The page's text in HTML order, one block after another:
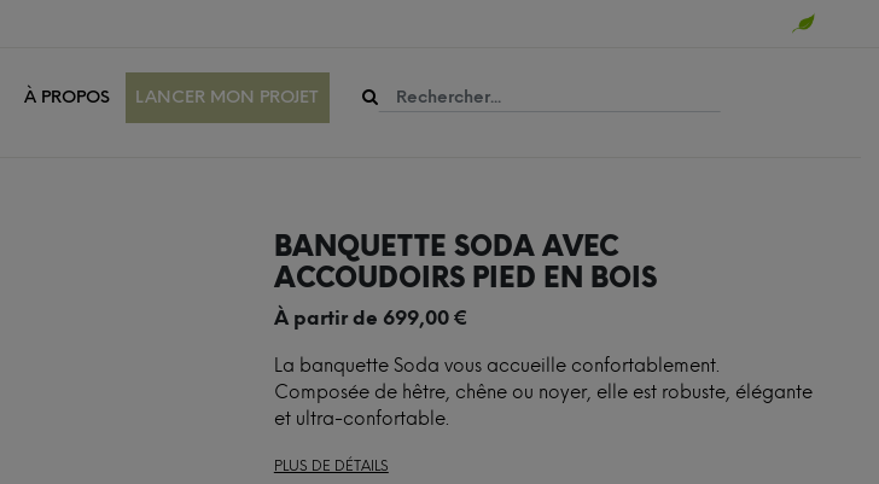
À PROPOS LANCER MON PROJET
BANQUETTE SODA AVEC
ACCOUDOIRS PIED EN BOIS
À partir de 699,00€
La banquette Soda vous accueille confortablement.
Composée de hêtre, chêne ou noyer, elle est robuste, élégante
et ultra-confortable.
PLUS DE DÉTAILS